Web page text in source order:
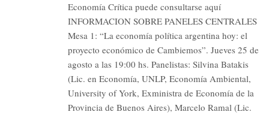
Economía Crítica puede consultarse aquí
INFORMACION SOBRE PANELES CENTRALES
Mesa 1: “La economía política argentina hoy: el
proyecto económico de Cambiemos”. Jueves 25 de
agosto a las 19:00 hs. Panelistas: Silvina Batakis
(Lic. en Economía, UNLP, Economía Ambiental,
University of York, Exministra de Economía de la
Provincia de Buenos Aires), Marcelo Ramal (Lic.